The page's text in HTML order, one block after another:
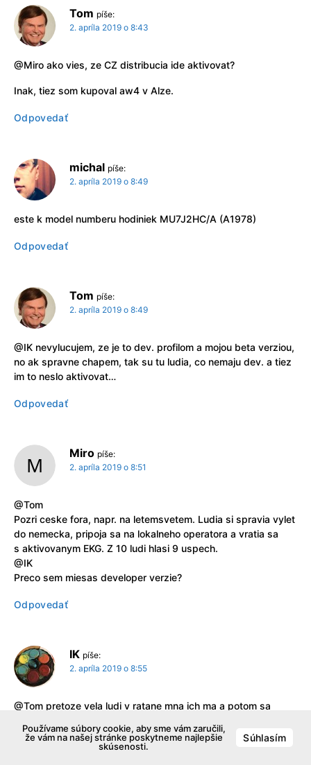
Tom píše:
2. apríla 2019 o 8:43
@Miro ako vies, ze CZ distribucia ide aktivovat?
Inak, tiez som kupoval aw4 v Alze.
Odpovedať
michal píše:
2. apríla 2019 o 8:49
este k model numberu hodiniek MU7J2HC/A (A1978)
Odpovedať
Tom píše:
2. apríla 2019 o 8:49
@IK nevylucujem, ze je to dev. profilom a mojou beta verziou,
no ak spravne chapem, tak su tu ludia, co nemaju dev. a tiez
im to neslo aktivovat…
Odpovedať
Miro píše:
2. apríla 2019 o 8:51
@Tom
Pozri ceske fora, napr. na letemsvetem. Ludia si spravia vylet
do nemecka, pripoja sa na lokalneho operatora a vratia sa
s aktivovanym EKG. Z 10 ludi hlasi 9 uspech.
@IK
Preco sem miesas developer verzie?
Odpovedať
IK píše:
2. apríla 2019 o 8:55
@Tom pretoze vela ludi v ratane mna ich ma a potom sa
Používame súbory cookie, aby sme vám zaručili,
že vám na našej stránke poskytneme najlepšie
skúsenosti.
Súhlasím